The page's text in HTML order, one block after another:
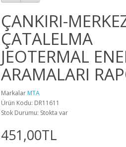
ÇANKIRI-
ÇATALELMA
JEOTERMAL
ARAMALARI
Markalar MTA
Ürün Kodu: DR11611
Stok Durumu: Stokta var
451,00TL